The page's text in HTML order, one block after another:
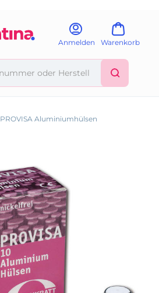
Anmelden Warenkorb
PROVISA Aluminiumhülsen